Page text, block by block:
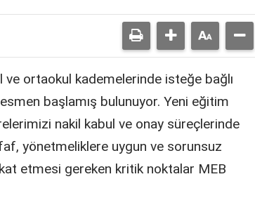
ortaokul kademelerinde isteğe bağlı
başlamış bulunuyor. Yeni eğitim
nakil kabul ve onay süreçlerinde
yönetmeliklere uygun ve sorunsuz
etmesi gereken kritik noktalar MEB